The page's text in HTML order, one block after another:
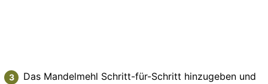
Das Mandelmehl Schritt-für-Schritt hinzugeben und